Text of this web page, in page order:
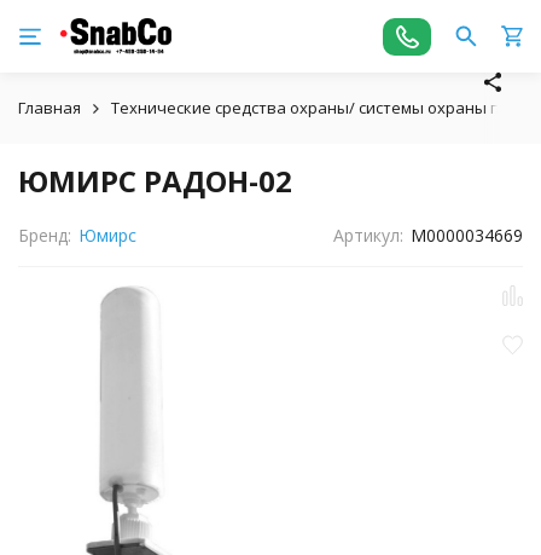
Главная Технические средства охраны/ системы охраны
ЮМИРС РАДОН-02
Бренд: Юмирс Артикул: М0000034669